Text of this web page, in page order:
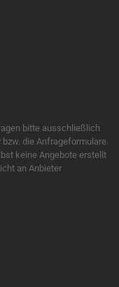
bitte ausschließlich
die Anfrageformulare.
keine Angebote erstellt
an Anbieter